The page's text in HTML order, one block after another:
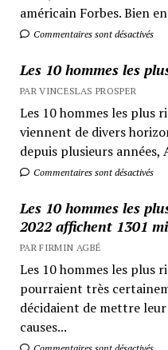
américain Forbes. Bien
Commentaires sont désactivés
Les 10 hommes les
PAR VINCESLAS PROSPER
Les 10 hommes les plus
viennent de divers
depuis plusieurs années,
Commentaires sont désactivés
Les 10 hommes les
2022 affichent 1301
PAR FIRMIN AGBÉ
Les 10 hommes les plus
pourraient très
décidaient de mettre
causes...